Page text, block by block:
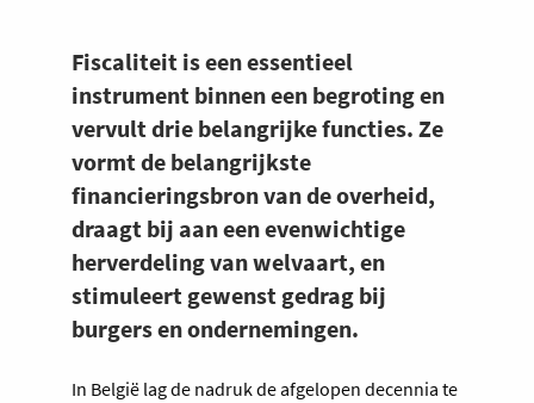
Fiscaliteit is een essentieel
instrument binnen een begroting en
vervult drie belangrijke functies. Ze
vormt de belangrijkste
financieringsbron van de overheid,
draagt bij aan een evenwichtige
herverdeling van welvaart, en
stimuleert gewenst gedrag bij
burgers en ondernemingen.
In België lag de nadruk de afgelopen decennia te